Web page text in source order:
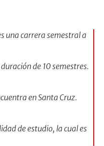
una carrera semestral a
de 10 semestres.
en Santa Cruz.
de estudio, la cual es